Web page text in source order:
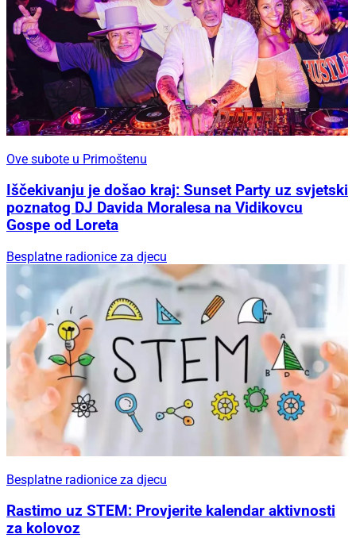
Ove subote u Primoštenu
Iščekivanju je došao kraj: Sunset Party uz svjetski
poznatog DJ Davida Moralesa na Vidikovcu
Gospe od Loreta
Besplatne radionice za djecu
Besplatne radionice za djecu
Rastimo uz STEM: Provjerite kalendar aktivnosti
za kolovoz